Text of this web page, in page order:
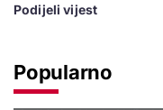
Podijeli vijest
Popularno